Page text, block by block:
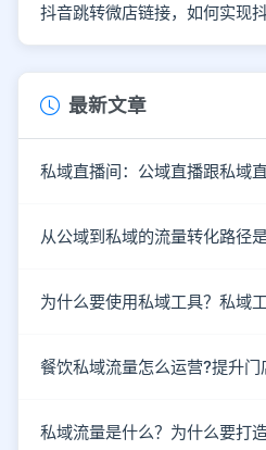
抖音跳转微店链接，如何实现
最新文章
私域直播间：公域直播跟私域
从公域到私域的流量转化路径是
餐饮私域流量怎么运营?提升
私域流量是什么？为什么要打